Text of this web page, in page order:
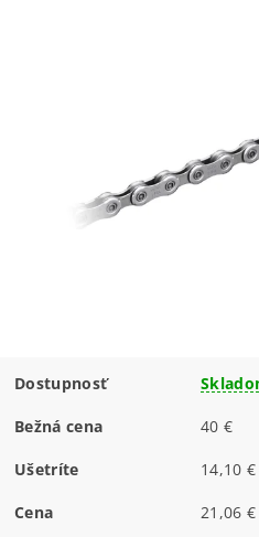
Dostupnosť
Bežná cena 40 €
Ušetríte 14,10 €
Cena